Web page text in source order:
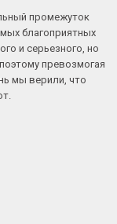
промежуток
благоприятных
и серьезного, но
превозмогая
мы верили, что